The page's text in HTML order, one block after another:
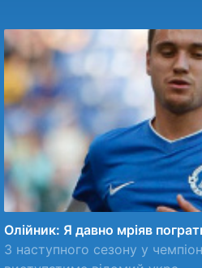
Олiйник: Я давно мрiяв
З наступного сезону у